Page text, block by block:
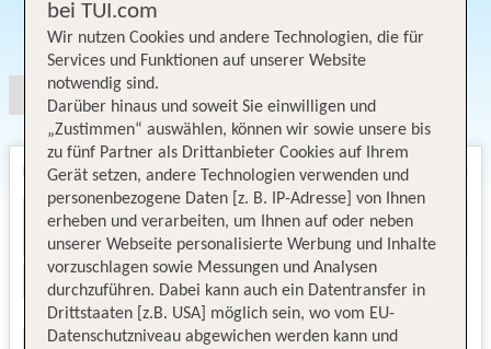
Angebotsauswahl
bei TUI.com
Wir nutzen Cookies und andere Technologien, die für
Services und Funktionen auf unserer Website
notwendig sind.
Darüber hinaus und soweit Sie einwilligen und
„Zustimmen“ auswählen, können wir sowie unsere bis
zu fünf Partner als Drittanbieter Cookies auf Ihrem
Gerät setzen, andere Technologien verwenden und
personenbezogene Daten [z. B. IP-Adresse] von Ihnen
erheben und verarbeiten, um Ihnen auf oder neben
unserer Webseite personalisierte Werbung und Inhalte
vorzuschlagen sowie Messungen und Analysen
durchzuführen. Dabei kann auch ein Datentransfer in
Drittstaaten [z.B. USA] möglich sein, wo vom EU-
Datenschutzniveau abgewichen werden kann und